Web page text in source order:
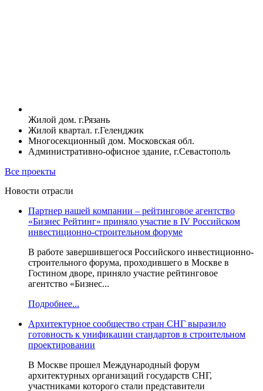
Жилой дом. г.Рязань
Жилой квартал. г.Геленджик
Многосекционный дом. Московская обл.
Административно-офисное здание, г.Севастополь
Все проекты
Новости отрасли
Партнер нашей компании – рейтинговое агентство
«Бизнес Рейтинг» приняло участие в IV Российском
инвестиционно-строительном форуме
В работе завершившегося Российского инвестиционно-
строительного форума, проходившего в Москве в
Гостином дворе, приняло участие рейтинговое
агентство «Бизнес...
Подробнее...
Архитектурное сообщество стран СНГ выразило
готовность к унификации стандартов в строительном
проектировании
В Москве прошел Международный форум
архитектурных организаций государств СНГ,
участниками которого стали представители